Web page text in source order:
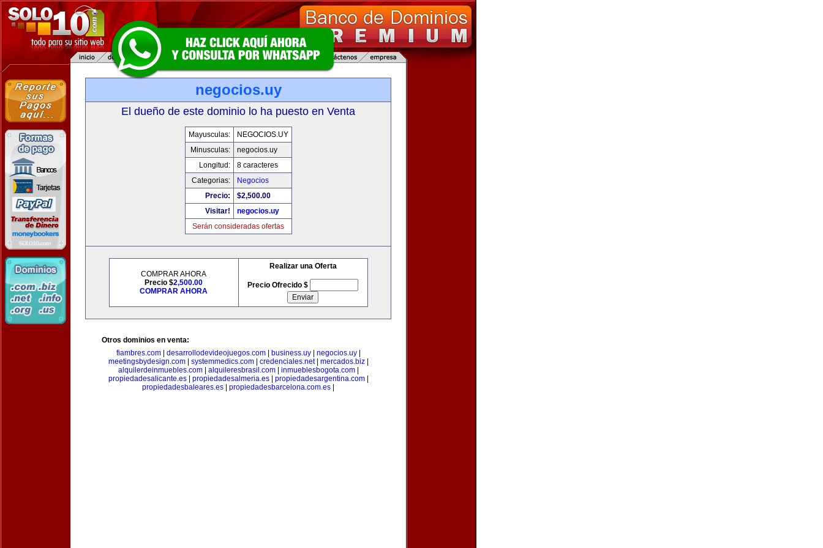
negocios.uy
El dueño de este dominio lo ha puesto en Venta
Mayusculas:
NEGOCIOS.UY
Minusculas:
negocios.uy
Longitud:
8 caracteres
Categorias:
Negocios
Precio:
$2,500.00
Visitar!
negocios.uy
Serán consideradas ofertas
COMPRAR AHORA
Precio $2,500.00
COMPRAR AHORA
Realizar una Oferta
Precio Ofrecido $
Otros dominios en venta:
fiambres.com| desarrollodevideojuegos.com| business.uy| negocios.uy|
meetingsbydesign.com| systemmedics.com| credenciales.net| mercados.biz|
alquilerdeinmuebles.com| alquileresbrasil.com| inmueblesbogota.com|
propiedadesalicante.es| propiedadesalmeria.es| propiedadesargentina.com|
propiedadesbaleares.es
propiedadesbarcelona.com.es